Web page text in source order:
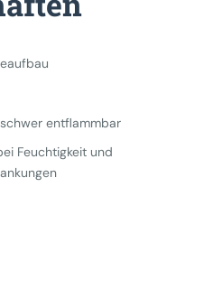
entflammbar
Feuchtigkeit und